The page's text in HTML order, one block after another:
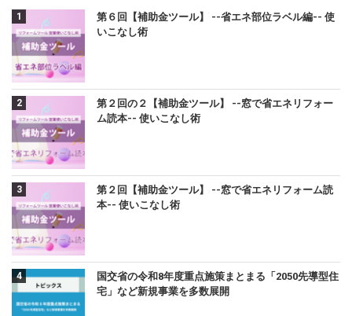
第６回【補助金ツール】 --省エネ部位ラベル編-- 使
いこなし術
第２回の２【補助金ツール】 --窓で省エネリフォー
ム読本-- 使いこなし術
第２回【補助金ツール】 --窓で省エネリフォーム読
本-- 使いこなし術
国交省の令和8年度重点施策まとまる「2050先導型住
宅」など新規事業を多数展開